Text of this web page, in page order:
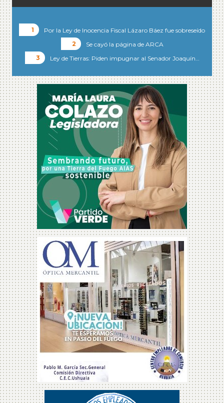
Por la Ley de Inocencia Fiscal Lázaro Báez fue sobreseído
Se cayó la página de ARCA
Ley de Tierras: Piden impugnar al Senador Joaquín…